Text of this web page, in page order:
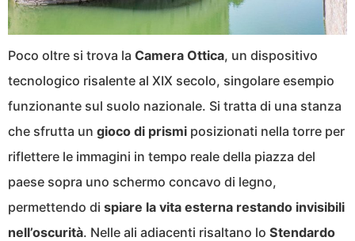
Poco oltre si trova la Camera Ottica, un dispositivo
tecnologico risalente al XIX secolo, singolare esempio
funzionante sul suolo nazionale. Si tratta di una stanza
che sfrutta un gioco di prismi posizionati nella torre per
riflettere le immagini in tempo reale della piazza del
paese sopra uno schermo concavo di legno,
permettendo di spiare la vita esterna restando invisibili
nell’oscurità. Nelle ali adiacenti risaltano lo Stendardo